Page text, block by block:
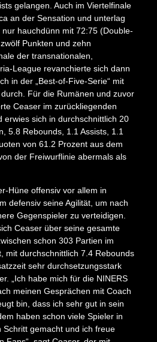
gelangen. Auch im Viertelfinale
an der Sensation und unterlag
hauchdünn mit 72:75 (Double-
Punkten und zehn
der transnationalen,
League revanchierte sich dann
in der „Best-of-Five-Serie“ mit
Für die Rumänen und zuvor
Ceaser im zurückliegenden
erwies sich in durchschnittlich 20
5.8 Rebounds, 1.1 Assists, 1.1
von 61.2 Prozent aus dem
der Freiwurflinie abermals als
Hüne offensiv vor allem in
defensiv seine Agilität, um nach
Gegenspieler zu verteidigen.
Ceaser über seine gesamte
schon 303 Partien im
mit durchschnittlich 7.4 Rebounds
sehr durchsetzungsstark
„Ich habe mich für die NINERS
meinen Gesprächen mit Coach
bin, dass ich sehr gut in sein
haben schon viele Spieler in
Schritt gemacht und ich freue